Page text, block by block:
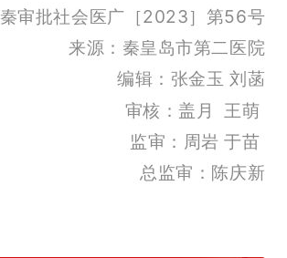
秦审批社会医广［2023］第56号
来源：秦皇岛市第二医院
编辑：张金玉 刘菡
审核：盖月 王萌
监审：周岩 于苗
总监审：陈庆新